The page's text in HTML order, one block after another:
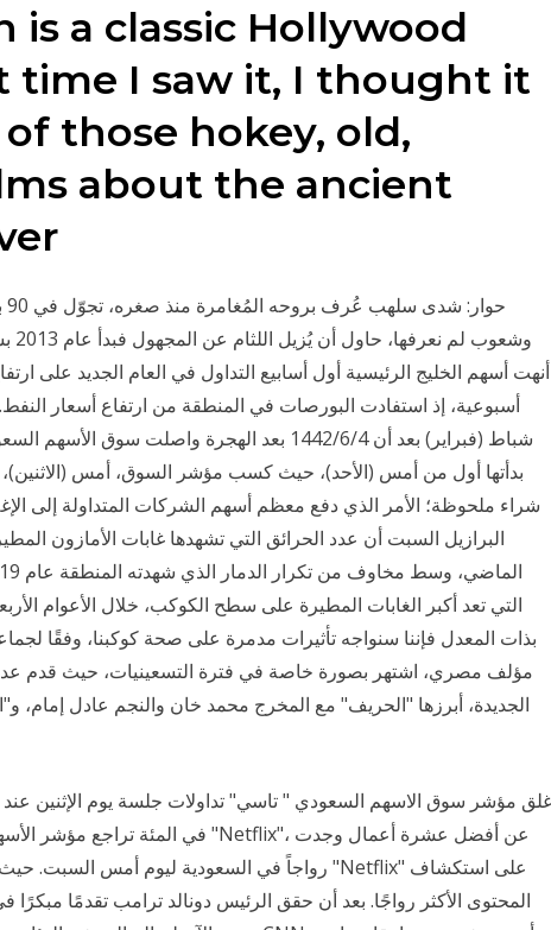
is a classic Hollywood
time I saw it, I thought it
those hokey, old,
about the ancient
أنهت أسهم الخليج الرئيسية أول أسابيع التداول في العام الجديد على
أسبوعية، إذ استفادت البورصات في المنطقة من ارتفاع أسعار
شباط (فبراير) بعد أن 4‏‏/6‏‏/1442 بعد الهجرة واصلت
شراء ملحوظة؛ الأمر الذي دفع معظم أسهم الشركات المتداولة إلى
بذات المعدل فإننا سنواجه تأثيرات مدمرة على صحة كوكبنا، وفقًا
مؤلف مصري، اشتهر بصورة خاصة في فترة التسعينيات، حيث قدم عددا
الجديدة، أبرزها "الحريف" مع المخرج محمد خان والنجم عادل
المحتوى الأكثر رواجًا. بعد أن حقق الرئيس دونالد ترامب تقدمًا مبكرًا